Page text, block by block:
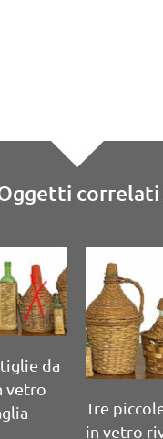
correlati
in
con
Serie di
da vino